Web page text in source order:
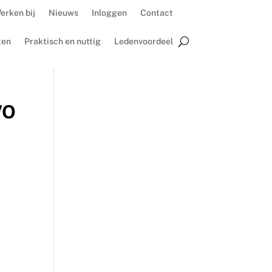
bij Nieuws Inloggen Contact
Praktisch en nuttig Ledenvoordeel